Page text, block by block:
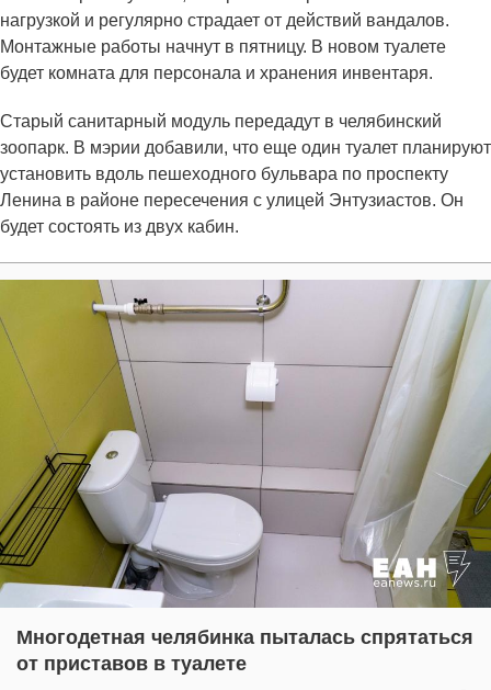
нагрузкой и регулярно страдает от действий вандалов.
Монтажные работы начнут в пятницу. В новом туалете
будет комната для персонала и хранения инвентаря.
Старый санитарный модуль передадут в челябинский
зоопарк. В мэрии добавили, что еще один туалет планируют
установить вдоль пешеходного бульвара по проспекту
Ленина в районе пересечения с улицей Энтузиастов. Он
будет состоять из двух кабин.
Многодетная челябинка пыталась спрятаться
от приставов в туалете